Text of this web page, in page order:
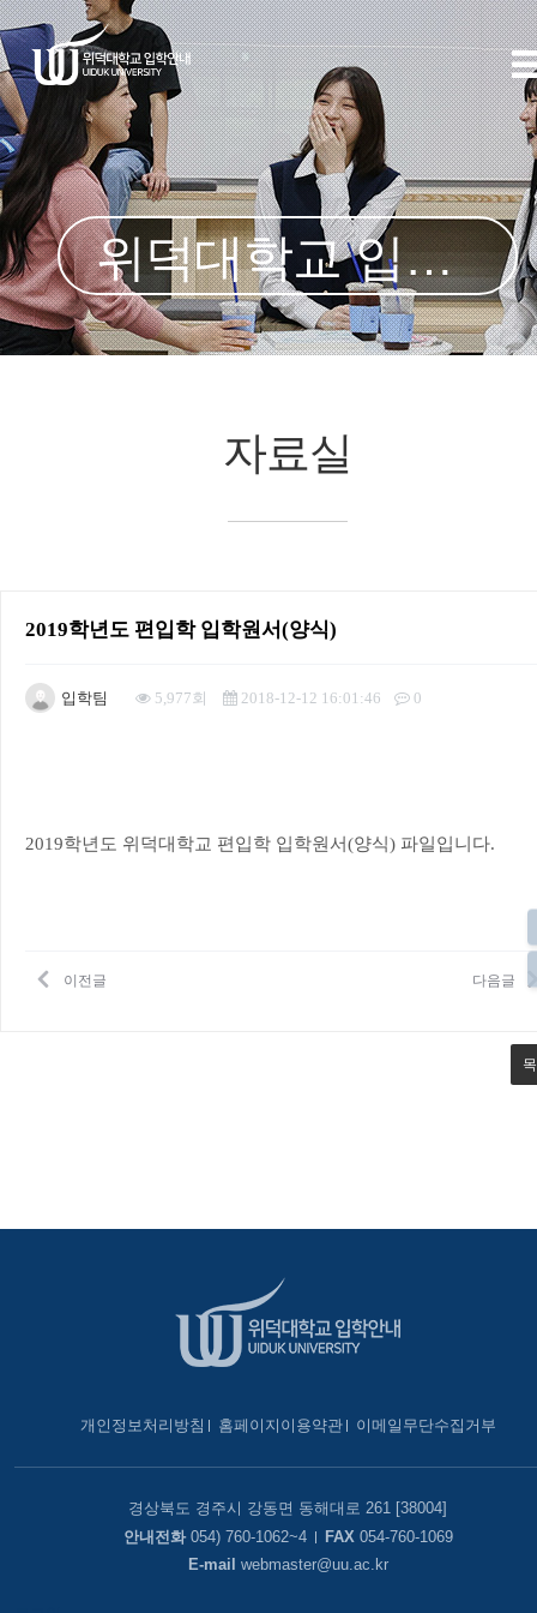
위덕대학교 입학처
자료실
2019학년도 편입학 입학원서(양식)
입학팀 5,977회 2018-12-12 16:01:46 0
2019학년도 위덕대학교 편입학 입학원서(양식) 파일입니다.
이전글 다음글
개인정보처리방침 홈페이지이용약관 이메일무단수집거부
경상북도 경주시 강동면 동해대로 261 [38004]
안내전화054) 760-1062~4 FAX 054-760-1069
E-mail webmaster@uu.ac.kr